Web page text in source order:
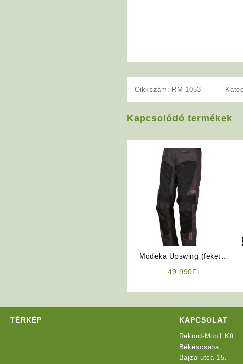
Cikkszám: RM-1053
Kapcsolódó termékek
Modeka Upswing (fekete)
49 990Ft
TÉRKÉP KAPCSOLAT
Rekord-Mobil Kft.
Békéscsaba,
Bajza utca 15.